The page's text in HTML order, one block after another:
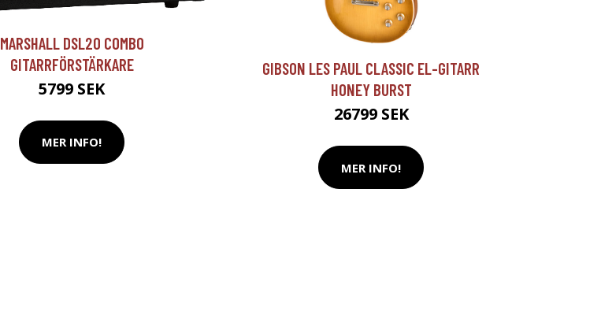
MARSHALL DSL20 COMBO
GITARRFÖRSTÄRKARE
5799 SEK
MER INFO!
GIBSON LES PAUL CLASSIC EL-GITARR
HONEY BURST
26799 SEK
MER INFO!